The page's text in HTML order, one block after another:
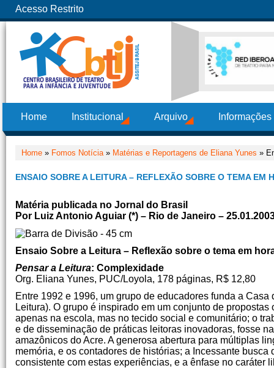
Acesso Restrito
Home Institucional Arquivo
Home » Fomos Notícia» Matérias e Reportagens de Eliana Yunes »
ENSAIO SOBRE A LEITURA – REFLEXÃO SOBRE O TEMA EM
Matéria publicada no Jornal do Brasil
Por Luiz Antonio Aguiar (*) – Rio de Janeiro –
Ensaio Sobre a Leitura – Reflexão sobre o tema em
Pensar a Leitura: Complexidade
Org. Eliana Yunes, PUC/Loyola, 178 páginas, R$ 12,80
Entre 1992 e 1996, um grupo de educadores funda a
Leitura). O grupo é inspirado em um conjunto de
apenas na escola, mas no tecido social e comunitário; o
e de disseminação de práticas leitoras inovadoras, fosse
amazônicos do Acre. A generosa abertura para múltiplas
memória, e os contadores de histórias; a Incessante
consistente com estas experiências, e a ênfase no caráter